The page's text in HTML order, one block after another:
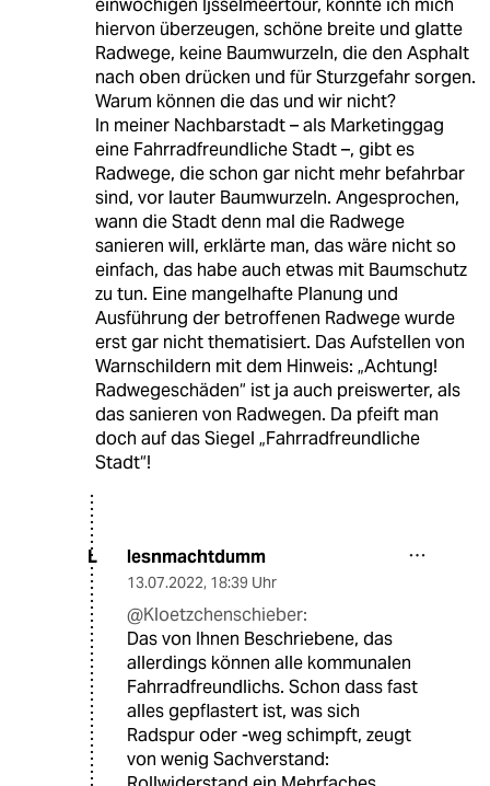
einwöchigen Ijsselmeertour, konnte ich mich
hiervon überzeugen, schöne breite und glatte
Radwege, keine Baumwurzeln, die den Asphalt
nach oben drücken und für Sturzgefahr sorgen.
Warum können die das und wir nicht?
In meiner Nachbarstadt – als Marketinggag
eine Fahrradfreundliche Stadt –, gibt es
Radwege, die schon gar nicht mehr befahrbar
sind, vor lauter Baumwurzeln. Angesprochen,
wann die Stadt denn mal die Radwege
sanieren will, erklärte man, das wäre nicht so
einfach, das habe auch etwas mit Baumschutz
zu tun. Eine mangelhafte Planung und
Ausführung der betroffenen Radwege wurde
erst gar nicht thematisiert. Das Aufstellen von
Warnschildern mit dem Hinweis: „Achtung!
Radwegeschäden“ ist ja auch preiswerter, als
das sanieren von Radwegen. Da pfeift man
doch auf das Siegel „Fahrradfreundliche
Stadt“!
L lesnmachtdumm
13.07.2022, 18:39 Uhr
@Kloetzchenschieber:
Das von Ihnen Beschriebene, das
allerdings können alle kommunalen
Fahrradfreundlichs. Schon dass fast
alles gepflastert ist, was sich
Radspur oder -weg schimpft, zeugt
von wenig Sachverstand: